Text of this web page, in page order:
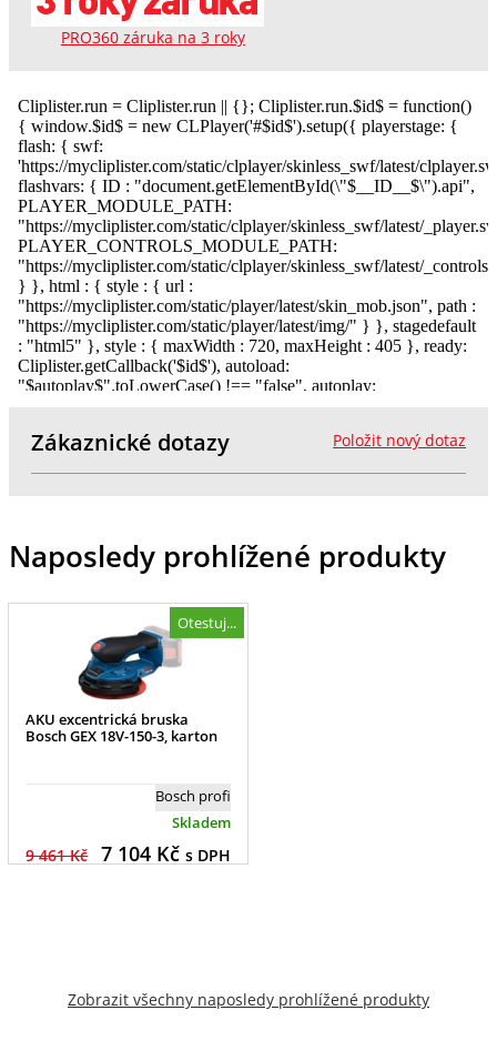
PRO360 záruka na 3 roky
Položit nový dotaz
Zákaznické dotazy
Naposledy prohlížené produkty
Otestuj...
AKU excentrická bruska
Bosch GEX 18V-150-3, karton
Bosch profi
Skladem
9 461 Kč 7 104Kč s DPH
Zobrazit všechny naposledy prohlížené produkty